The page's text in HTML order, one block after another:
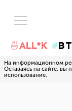
🍜ALL*K В
На информационном
Оставаясь на сайте, вы
использование.